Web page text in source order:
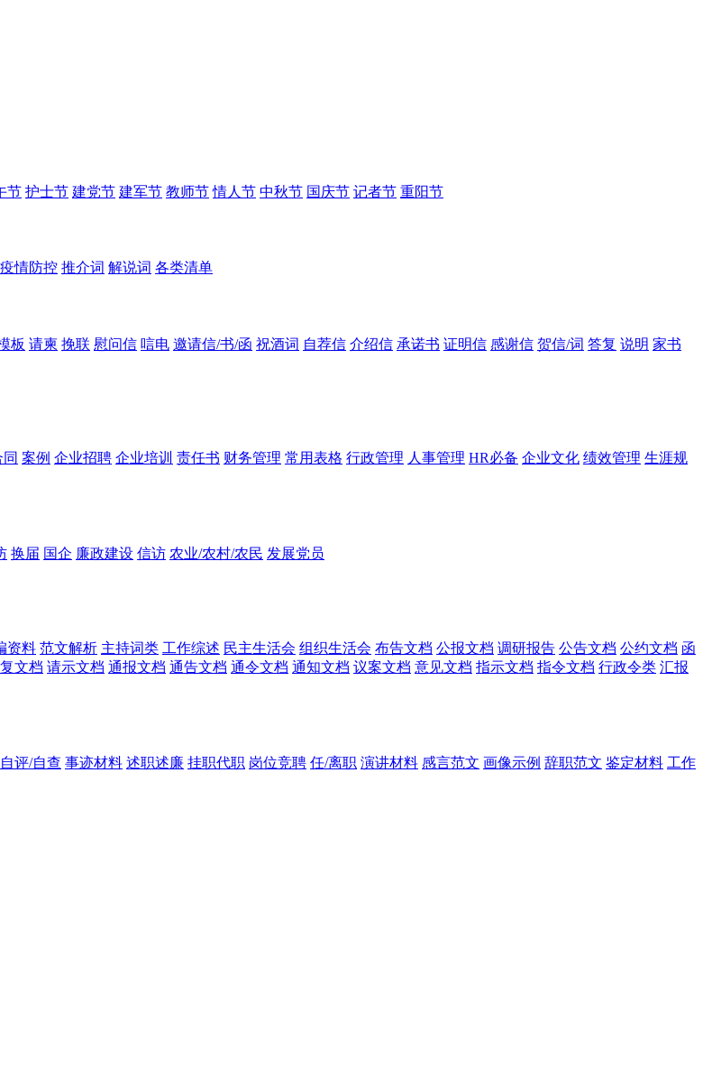
节 护士节 建党节 建军节 教师节 情人节 中秋节 国庆节 记者节 重阳节
疫情防控 推介词 解说词 各类清单
板 请柬 挽联 慰问信 唁电 邀请信/书/函 祝酒词 自荐信 介绍信 承诺书 证明信 感谢信 贺信/词 答复 说明 家书
案例 企业招聘 企业培训 责任书 财务管理 常用表格 行政管理 人事管理 HR必备 企业文化 绩效管理 生涯规
换届 国企 廉政建设 信访 农业/农村/农民 发展党员
资料 范文解析 主持词类 工作综述 民主生活会 组织生活会 布告文档 公报文档 调研报告 公告文档 公约文档 函
文档 请示文档 通报文档 通告文档 通令文档 通知文档 议案文档 意见文档 指示文档 指令文档 行政令类 汇报
自评/自查 事迹材料 述职述廉 挂职代职 岗位竞聘 任/离职 演讲材料 感言范文 画像示例 辞职范文 鉴定材料 工作